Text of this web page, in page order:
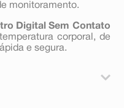
monitoramento.
Digital Sem Contato
corporal, de
e segura.
ligar o dispositivo.